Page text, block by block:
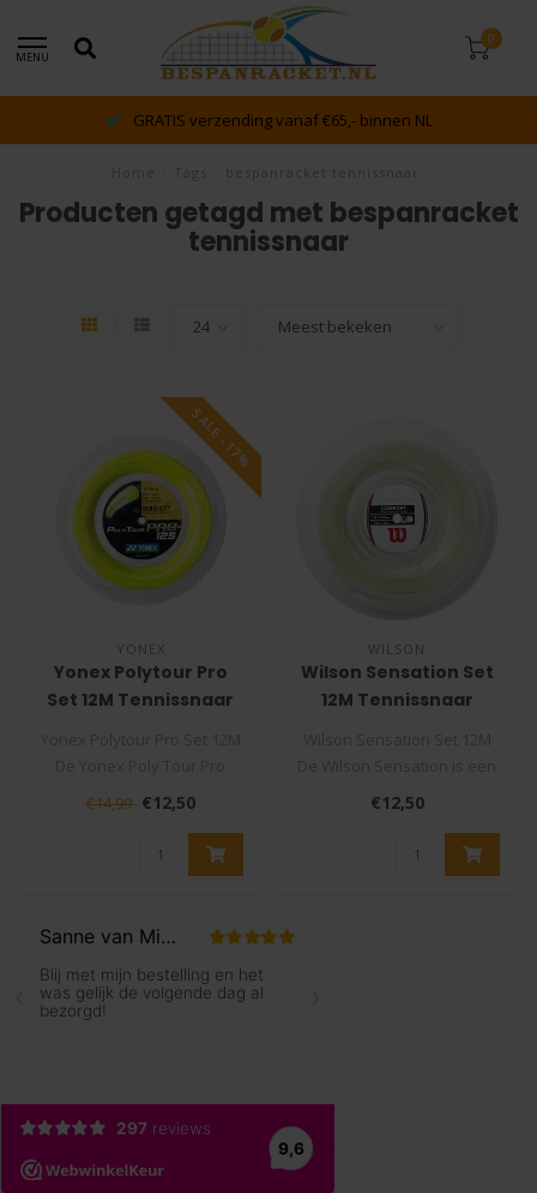
MENU
0
GRATIS verzending vanaf €65,- binnen NL
Producten getagd met bespanracket
tennissnaar
SALE -17%
YONEX
Yonex Polytour Pro
Set 12M Tennissnaar
tennissnaar van Yonex is
€14,99 €12,50
WILSON
Wilson Sensation Set
12M Tennissnaar
multifilamenten
tennissnaar..
€12,50